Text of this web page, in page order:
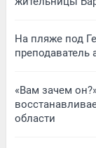
На пляже под
преподаватель
«Вам зачем
области